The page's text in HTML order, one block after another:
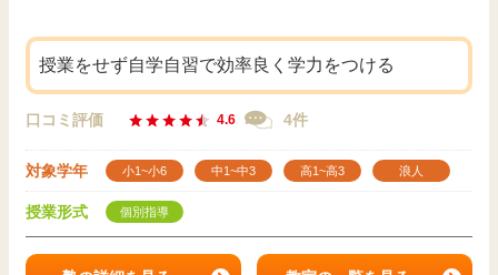
授業をせず自学自習で効率良く学力をつける
口コミ評価 4.6 4件
対象学年 小1~小6 中1~中3 高1~高3 浪人
授業形式 個別指導